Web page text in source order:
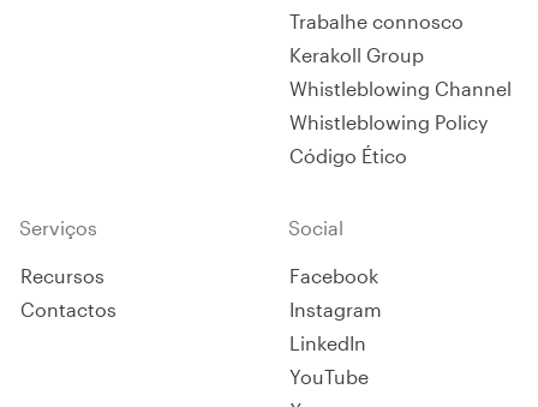
Trabalhe connosco
Kerakoll Group
Whistleblowing Channel
Whistleblowing Policy
Código Ético
Serviços
Recursos
Contactos
Social
Facebook
Instagram
LinkedIn
YouTube